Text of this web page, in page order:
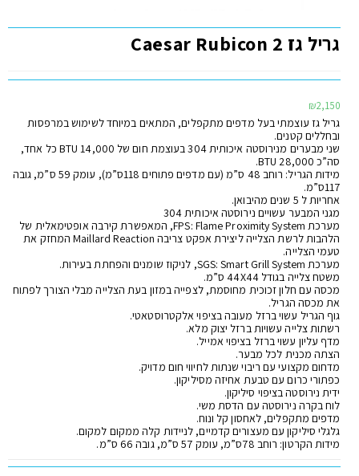
גריל גז Caesar Rubicon 2
₪2,150
גריל גז עוצמתי בעל מדפים מתקפלים, המתאים במיוחד לשימוש במרפסות
ובחללים קטנים.
שני מבערים מנירוסטה איכותית 304 בעוצמת חום של 14,000 BTU כל אחד,
סה”כ 28,000 BTU.
מידות הגריל: רוחב 48 ס”מ (עם מדפים פתוחים 118ס”מ), עומק 59 ס”מ, גובה
117ס”מ.
אחריות ל 5 שנים מהיבואן.
מגני המבער עשויים נירוסטה איכותית 304
מערכת FPS: Flame Proximity System, המאפשרת קירבה אופטימאלית של
הלהבות לרשת הצלייה ליצירת אפקט צריבה Maillard Reaction המחזק את
טעמי הצלייה.
מערכת SGS: Smart Grill System, לניקוז שומנים והפחתת בעירות.
משטח צלייה בגודל 44X44 ס”מ.
מכסה עם חלון זכוכית מחוסמת, לצפייה במזון בעת הצלייה מבלי הצורך לפתוח
את מכסה הגריל.
גוף הגריל עשוי ברזל מעובה בציפוי אלקטרוסטאטי.
רשתות צלייה עשויות ברזל יצוק מלא.
מדף עליון עשוי ברזל בציפוי אמייל.
הצתה מכנית לכל מבער.
מדחום מקצועי עם ריבוי שנתות לחיווי חום מדויק.
כפתורי כרום עם טבעת אחיזה מסיליקון.
ידית נירוסטה בציפוי סיליקון.
לוח בקרה נירוסטה עם הדסת משי.
מדפים מתקפלים, לאחסון קל ונוח.
גלגלי סיליקון עם מעצורים קדמיים, לניידות קלה ממקום למקום.
מידות הקרטון: רוחב 78ס”מ, עומק 57 ס”מ, גובה 66 ס”מ.